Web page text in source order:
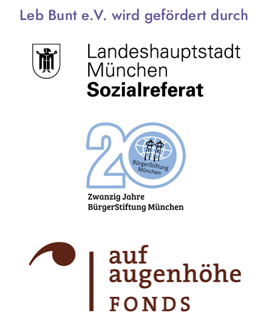
Leb Bunt e.V. wird gefördert durch